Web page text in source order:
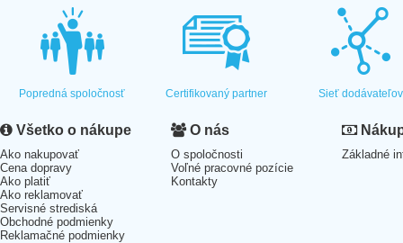
Popredná spoločnosť Certifikovaný partner Sieť dodávateľov
Všetko o nákupe
Ako nakupovať
Cena dopravy
Ako platiť
Ako reklamovať
Servisné strediská
Obchodné podmienky
Reklamačné podmienky
O nás
O spoločnosti
Voľné pracovné pozície
Kontakty
Základné